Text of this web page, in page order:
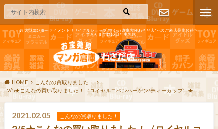
超大型エンターテイメントリサイクルショップ"マンガ倉庫大分わさだ店"へのご来店是非お待ち
しております!365日年中無休
お問い合わ
せ
HOME
こんなの買取りました！
2/5★こんなの買い取りました！〈ロイヤルコペンハーゲン/ティーカップ〉★
2021.02.05 こんなの買取りました！